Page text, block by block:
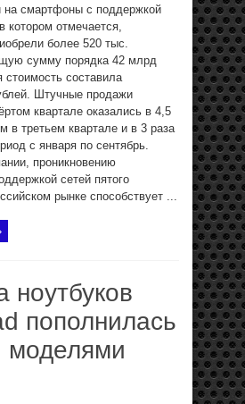
на смартфоны с поддержкой
котором отмечается,
более 520 тыс.
сумму порядка 42 млрд
стоимость составила
Штучные продажи
квартале оказались в 4,5
в третьем квартале и в 3 раза
с января по сентябрь.
проникновению
сетей пятого
рынке способствует ...
ноутбуков
пополнилась
моделями